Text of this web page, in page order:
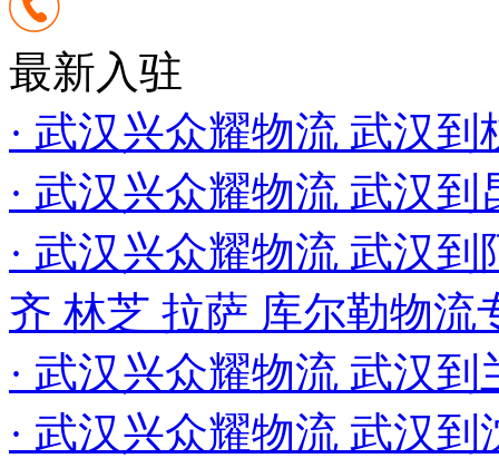
最新入驻
· 武汉兴众耀物流 武汉
· 武汉兴众耀物流 武汉
· 武汉兴众耀物流 武汉
齐 林芝 拉萨 库尔勒物流
· 武汉兴众耀物流 武汉
· 武汉兴众耀物流 武汉